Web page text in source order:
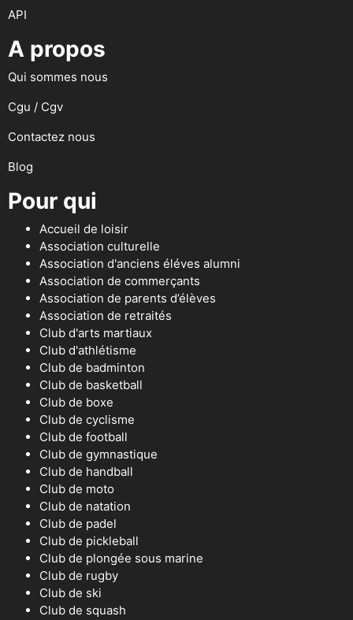
API
A propos
Qui sommes nous
Cgu / Cgv
Contactez nous
Blog
Pour qui
Accueil de loisir
Association culturelle
Association d'anciens éléves alumni
Association de commerçants
Association de parents d’élèves
Association de retraités
Club d'arts martiaux
Club d'athlétisme
Club de badminton
Club de basketball
Club de boxe
Club de cyclisme
Club de football
Club de gymnastique
Club de handball
Club de moto
Club de natation
Club de padel
Club de pickleball
Club de plongée sous marine
Club de rugby
Club de ski
Club de squash